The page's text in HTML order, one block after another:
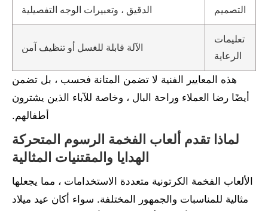
التصميم
الدقيق ، وتعبيرات الوجه التفصيلية
تعليمات
الرعاية
الآلة قابلة للغسل أو تنظيف آمن
هذه المعايير الفنية لا تضمن المتانة فحسب ، بل تضمن
أيضًا رضا العملاء وراحة البال ، وخاصة للآباء الذين يشترون
أطفالهم.
لماذا تقدم ألعاب الفخمة الرسوم المتحركة
الهدايا والمقتنيات المثالية
الألعاب الفخمة الكرتونية متعددة الاستخدامات ، مما يجعلها
مثالية للمناسبات والجمهور المختلفة. سواء أكان عيد ميلاد